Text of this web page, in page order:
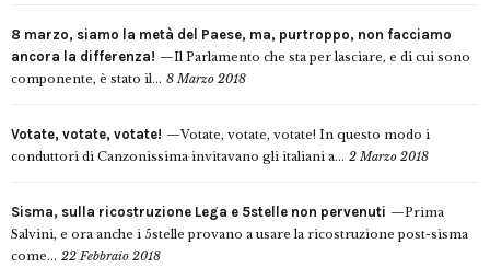
8 marzo, siamo la metà del Paese, ma, purtroppo, non facciamo
ancora la differenza!
Il Parlamento che sta per lasciare, e di cui sono
componente, è stato il... 8 Marzo 2018
Votate, votate, votate!
Votate, votate, votate! In questo modo i
conduttori di Canzonissima invitavano gli italiani a... 2 Marzo 2018
Sisma, sulla ricostruzione Lega e 5stelle non pervenuti
Prima
Salvini, e ora anche i 5stelle provano a usare la ricostruzione post-sisma
come... 22 Febbraio 2018